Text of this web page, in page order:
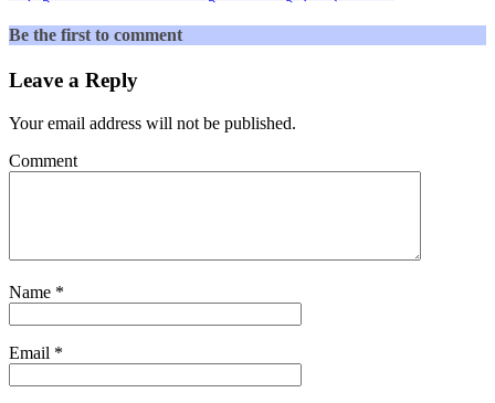
Be the first to comment
Leave a Reply
Your email address will not be published.
Comment
Name *
Email *